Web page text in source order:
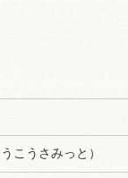
こうさみっと）